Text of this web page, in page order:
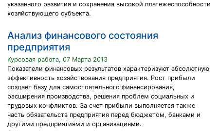
указанного развития и сохранения высокой платежеспособности
хозяйствующего субъекта.
Анализ финансового состояния
предприятия
Курсовая работа, 07 Марта 2013
Показатели финансовых результатов характеризуют абсолютную
эффективность хозяйствования предприятия. Рост прибыли
создает базу для самостоятельного финансирования,
расширения производства, решения проблем социальных и
трудовых конфликтов. За счет прибыли выполняется также
часть обязательств предприятия перед бюджетом, банками и
другими предприятиями и организациями.